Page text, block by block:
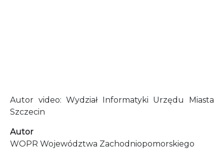
Autor video: Wydział Informatyki Urzędu Miasta
Szczecin
Autor
WOPR Województwa Zachodniopomorskiego